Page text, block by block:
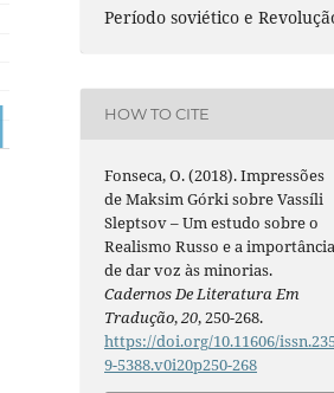
Período soviético e
HOW TO CITE
Fonseca, O. (2018). Impressões
de Maksim Górki sobre Vassíli
Sleptsov – Um estudo sobre o
Realismo Russo e a
de dar voz às minorias.
Cadernos De Literatura Em
Tradução,20, 250-268.
https://doi.org/10.11606/
9-5388.v0i20p250-268